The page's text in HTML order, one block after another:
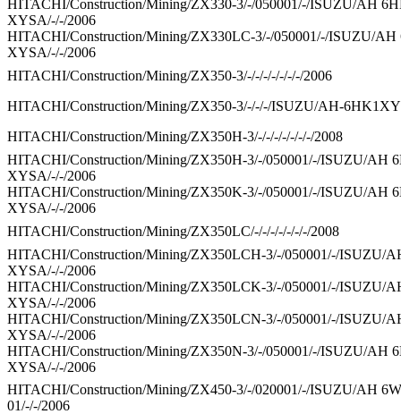
HITACHI/Construction/Mining/ZX330-3/-/050001/-/ISUZU/AH
XYSA/-/-/2006
HITACHI/Construction/Mining/ZX330LC-3/-/050001/-/ISUZU/AH
XYSA/-/-/2006
HITACHI/Construction/Mining/ZX350-3/-/-/-/-/-/-/-/2006
HITACHI/Construction/Mining/ZX350-3/-/-/-/ISUZU/AH-
HITACHI/Construction/Mining/ZX350H-3/-/-/-/-/-/-/-/2008
HITACHI/Construction/Mining/ZX350H-3/-/050001/-/ISUZU/AH
XYSA/-/-/2006
HITACHI/Construction/Mining/ZX350K-3/-/050001/-/ISUZU/AH
XYSA/-/-/2006
HITACHI/Construction/Mining/ZX350LC/-/-/-/-/-/-/-/2008
HITACHI/Construction/Mining/ZX350LCH-3/-/050001/-/ISUZU/
XYSA/-/-/2006
HITACHI/Construction/Mining/ZX350LCK-3/-/050001/-/ISUZU/
XYSA/-/-/2006
HITACHI/Construction/Mining/ZX350LCN-3/-/050001/-/ISUZU/
XYSA/-/-/2006
HITACHI/Construction/Mining/ZX350N-3/-/050001/-/ISUZU/AH
XYSA/-/-/2006
HITACHI/Construction/Mining/ZX450-3/-/020001/-/ISUZU/AH
01/-/-/2006